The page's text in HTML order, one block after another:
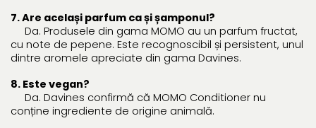
7. Are același parfum ca și șamponul?
Da. Produsele din gama MOMO au un parfum fructat,
cu note de pepene. Este recognoscibil și persistent, unul
dintre aromele apreciate din gama Davines.
8. Este vegan?
Da. Davines confirmă că MOMO Conditioner nu
conține ingrediente de origine animală.